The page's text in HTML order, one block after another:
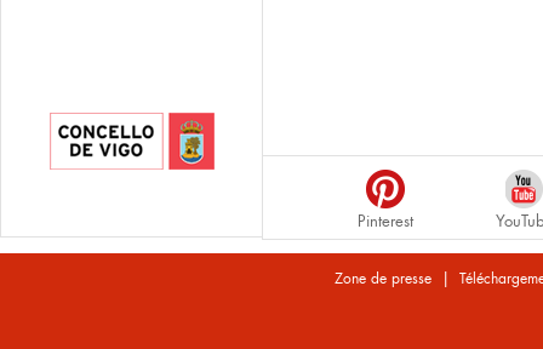
Pinterest
Zone de presse |